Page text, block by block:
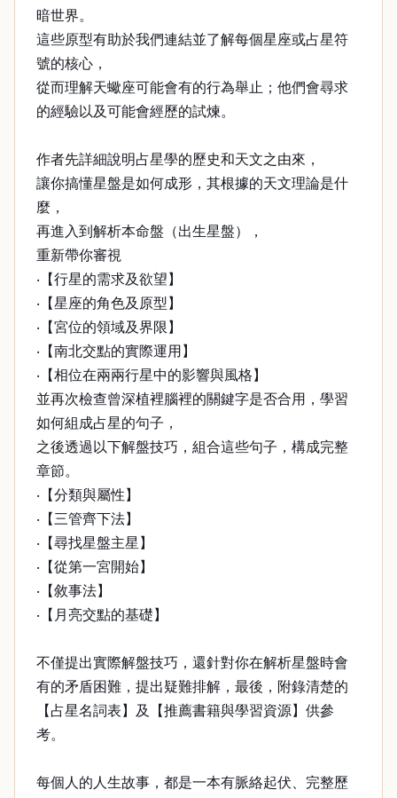
暗世界。
這些原型有助於我們連結並了解每個星座或占星符
號的核心，
從而理解天蠍座可能會有的行為舉止；他們會尋求
的經驗以及可能會經歷的試煉。
作者先詳細說明占星學的歷史和天文之由來，
讓你搞懂星盤是如何成形，其根據的天文理論是什
麼，
再進入到解析本命盤（出生星盤），
重新帶你審視
‧【行星的需求及欲望】
‧【星座的角色及原型】
‧【宮位的領域及界限】
‧【南北交點的實際運用】
‧【相位在兩兩行星中的影響與風格】
並再次檢查曾深植裡腦裡的關鍵字是否合用，學習
如何組成占星的句子，
之後透過以下解盤技巧，組合這些句子，構成完整
章節。
‧【分類與屬性】
‧【三管齊下法】
‧【尋找星盤主星】
‧【從第一宮開始】
‧【敘事法】
‧【月亮交點的基礎】
不僅提出實際解盤技巧，還針對你在解析星盤時會
有的矛盾困難，提出疑難排解，最後，附錄清楚的
【占星名詞表】及【推薦書籍與學習資源】供參
考。
每個人的人生故事，都是一本有脈絡起伏、完整歷